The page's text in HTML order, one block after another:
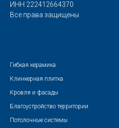
ИНН 222412664370
Все права защищены
Гибкая керамика
Клинкерная плитка
Кровля и фасады
Благоустройство территории
Потолочные системы